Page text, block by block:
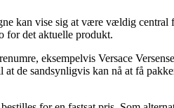
kan vise sig at være vældig central
for det aktuelle produkt.
eksempelvis Versace
de sandsynligvis kan nå at få